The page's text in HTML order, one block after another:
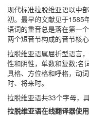
现代标准拉脱维亚语以中
初。最早的文献见于1585
语词的重音总是落在第一
两个短音节构成的音节核
拉脱维亚语属屈折型语言
性和阴性，单数和复数;名
具格、方位格和呼格，动
时、将来时。
拉脱维亚语共33个字母，
拉脱维亚语在线翻译器使